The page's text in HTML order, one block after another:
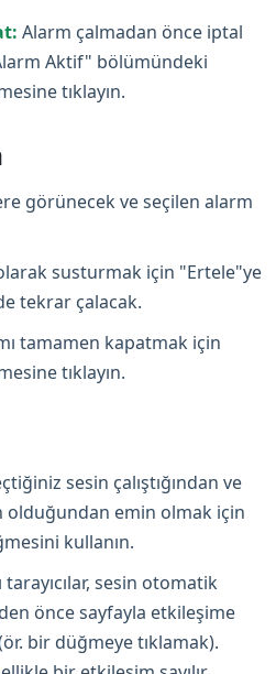
Alarm çalmadan önce iptal
Aktif" bölümündeki
tıklayın.
görünecek ve seçilen alarm
susturmak için "Ertele"ye
tekrar çalacak.
tamamen kapatmak için
tıklayın.
sesin çalıştığından ve
olduğundan emin olmak için
kullanın.
tarayıcılar, sesin otomatik
önce sayfayla etkileşime
bir düğmeye tıklamak).